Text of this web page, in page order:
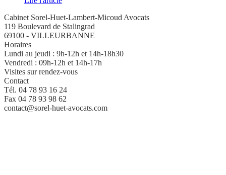
Cabinet Sorel-Huet-Lambert-Micoud Avocats
119 Boulevard de Stalingrad
69100 - VILLEURBANNE
Horaires
Lundi au jeudi : 9h-12h et 14h-18h30
Vendredi : 09h-12h et 14h-17h
Visites sur rendez-vous
Contact
Tél. 04 78 93 16 24
Fax 04 78 93 98 62
contact@sorel-huet-avocats.com